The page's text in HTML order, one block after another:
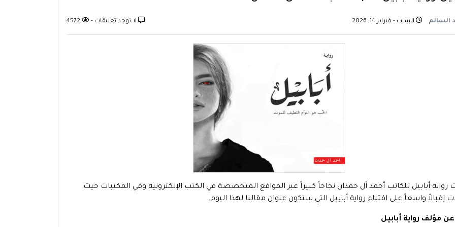
السالم السبت - فبراير 14, 2026 لا توجد تعليقات -
رواية أبابيل للكاتب أحمد آل حمدان نجاحاً كبيراً عبر المواقع المتخصصة في الكتب الإلكترونية وفي المكتبات حيث
واسعاً على اقتناء رواية أبابيل التي ستكون عنوان مقالنا لهذا اليوم.
عن مؤلف رواية أبابيل